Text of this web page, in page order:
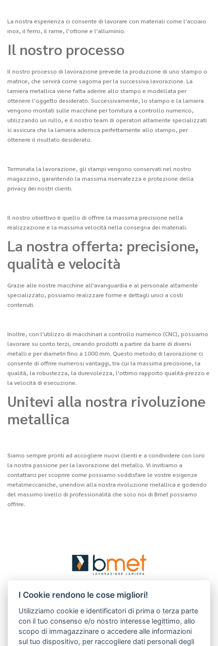
La nostra esperienza ci consente di lavorare con materiali come l'acciaio
inox, il ferro, il rame, l'ottone e l'alluminio.
Il nostro processo
Il nostro processo di lavorazione prevede la produzione di uno stampo o
matrice, che servirà come sagoma per la successiva lavorazione. La
lamiera metallica viene fatta aderire allo stampo e modellata per
ottenere l'oggetto desiderato. Successivamente, lo stampo e la lamiera
vengono montati sulle macchine per tornitura a controllo numerico,
utilizzando un rullo, e il nostro team di operatori altamente specializzati
si assicura che la lamiera aderisca perfettamente allo stampo, per
ottenere il risultato desiderato.
Terminata la lavorazione, gli stampi vengono conservati nel nostro
magazzino, garantendo la massima riservatezza e protezione della
privacy dei nostri clienti.
Il nostro obiettivo è quello di offrire la massima precisione nella
realizzazione e la massima velocità nella consegna dei materiali.
La nostra offerta: precisione,
qualità e velocità
Grazie alle nostre macchine all'avanguardia e al personale altamente
specializzato, possiamo realizzare forme e dettagli unici a costi
contenuti.
Inoltre, con l'utilizzo di macchinari a controllo numerico (CNC), possiamo
lavorare su conto terzi, creando prodotti a partire da barre di diversi
metalli e per diametri fino a 1000 mm. Questo metodo di lavorazione ci
consente di offrire numerosi vantaggi, tra cui la massima precisione, la
qualità, la robustezza, la durevolezza, l'ottimo rapporto qualità-prezzo e
la velocità di esecuzione.
Unitevi alla nostra rivoluzione
metallica
Siamo sempre pronti ad accogliere nuovi clienti e a condividere con loro
la nostra passione per la lavorazione del metallo. Vi invitiamo a
contattarci per scoprire come possiamo soddisfare le vostre esigenze
metalmeccaniche, unendovi alla nostra rivoluzione metallica e godendo
del massimo livello di professionalità che solo noi di Bmet possiamo
offrire.
via Albert Einstein, 1/D
30033 Noale (VE) Italy
T.+39.041.5801891
F. +39.041.5828392
I Cookie rendono le cose migliori!
Utilizziamo cookie e identificatori di prima o terza parte
con il tuo consenso e/o nostro interesse legittimo, allo
scopo di immagazzinare o accedere alle informazioni
sul tuo dispositivo, per raccogliere dati personali degli